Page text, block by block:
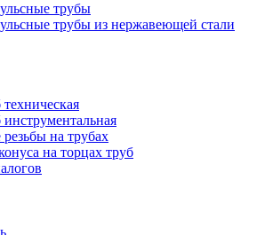
трубы
трубы из нержавеющей стали
техническая
инструментальная
на трубах
на торцах труб